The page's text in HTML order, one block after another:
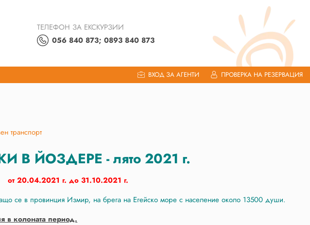
ТЕЛЕФОН ЗА ЕКСКУРЗИИ
056 840 873; 0893 840 873
ВХОД ЗА АГЕНТИ ПРОВЕРКА НА РЕЗЕРВАЦИЯ
транспорт
В ЙОЗДЕРЕ - лято 2021 г.
от 20.04.2021 г. до 31.10.2021 г.
се в провинция Измир, на брега на Егейско море с население около 13500 души.
в колоната период.